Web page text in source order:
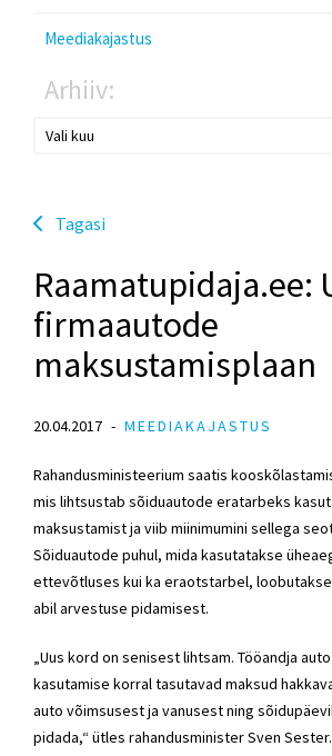
Meediakajastus
Arhiiv:
Tagasi
Raamatupidaja.ee:
firmaautode
maksustamisplaan
20.04.2017 MEEDIAKAJASTUS
Rahandusministeerium saatis
mis lihtsustab sõiduautode eratarbeks
maksustamist ja viib miinimumini sellega
Sõiduautode puhul, mida kasutatakse
ettevõtluses kui ka eraotstarbel,
abil arvestuse pidamisest.
„Uus kord on senisest lihtsam. Tööandja
kasutamise korral tasutavad maksud
auto võimsusest ja vanusest ning
pidada,“ ütles rahandusminister Sven Sester.